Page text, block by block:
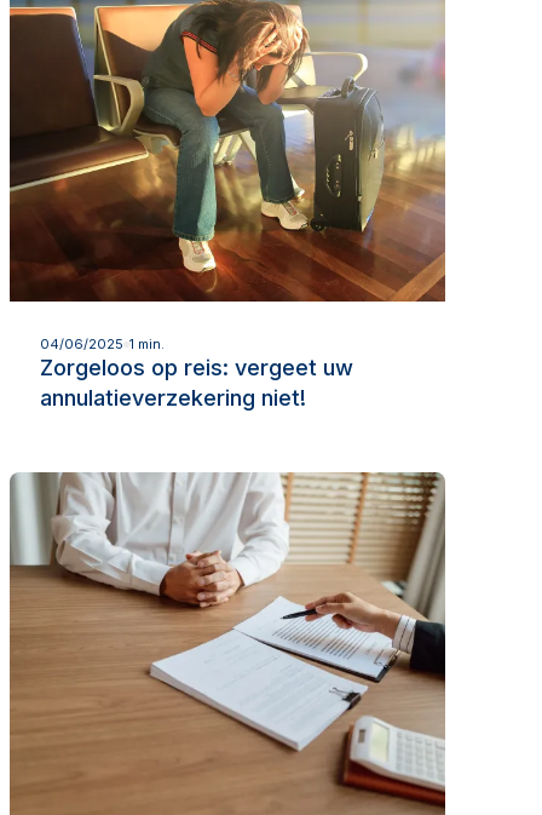
04/06/2025 1 min.
Zorgeloos op reis: vergeet uw
annulatieverzekering niet!
Lees meer